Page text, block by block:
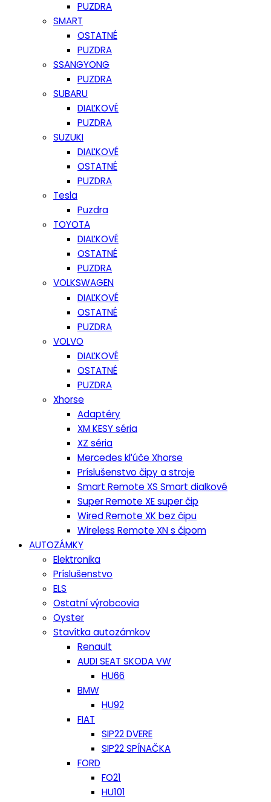
PUZDRA
SMART
OSTATNÉ
PUZDRA
SSANGYONG
PUZDRA
SUBARU
DIAĽKOVÉ
PUZDRA
SUZUKI
DIAĽKOVÉ
OSTATNÉ
PUZDRA
Tesla
Puzdra
TOYOTA
DIAĽKOVÉ
OSTATNÉ
PUZDRA
VOLKSWAGEN
DIAĽKOVÉ
OSTATNÉ
PUZDRA
VOLVO
DIAĽKOVÉ
OSTATNÉ
PUZDRA
Xhorse
Adaptéry
XM KESY séria
XZ séria
Mercedes kľúče Xhorse
Príslušenstvo čipy a stroje
Smart Remote XS Smart dialkové
Super Remote XE super čip
Wired Remote XK bez čipu
Wireless Remote XN s čipom
AUTOZÁMKY
Elektronika
Príslušenstvo
ELS
Ostatní výrobcovia
Oyster
Stavítka autozámkov
Renault
AUDI SEAT SKODA VW
HU66
BMW
HU92
FIAT
SIP22 DVERE
SIP22 SPÍNAČKA
FORD
FO21
HU101